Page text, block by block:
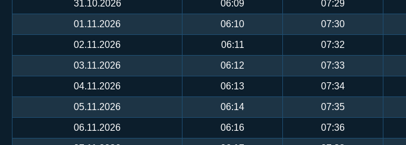
31.10.2026 06:09 07:29
01.11.2026 06:10 07:30
02.11.2026 06:11 07:32
03.11.2026 06:12 07:33
04.11.2026 06:13 07:34
05.11.2026 06:14 07:35
06.11.2026 06:16 07:36